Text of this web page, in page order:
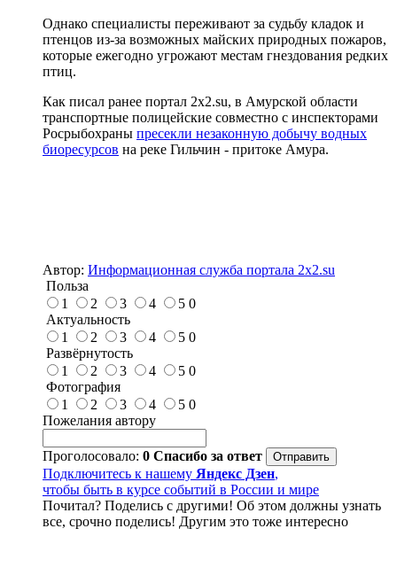
Однако специалисты переживают за судьбу кладок и
птенцов из-за возможных майских природных пожаров,
которые ежегодно угрожают местам гнездования редких
птиц.
Как писал ранее портал 2х2.su, в Амурской области
транспортные полицейские совместно с инспекторами
Росрыбохраны пресекли незаконную добычу водных
биоресурсов на реке Гильчин - притоке Амура.
Автор: Информационная служба портала 2x2.su
Польза
1
2 3 4 5 0
Актуальность
1
2 3 4 5 0
Развёрнутость
1
2 3 4 5 0
Фотография
1
2 3 4 5 0
Пожелания автору
Проголосовало: 0 Спасибо за ответ
Подключитесь к нашему Яндекс Дзен,
чтобы быть в курсе событий в России и мире
Почитал? Поделись с другими! Об этом должны узнать
все, срочно поделись! Другим это тоже интересно